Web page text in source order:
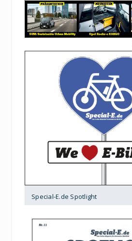
Special-E.de Spotlight